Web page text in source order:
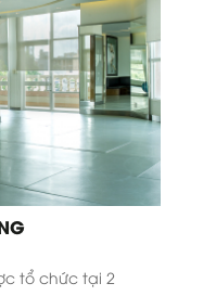
tổ chức tại 2